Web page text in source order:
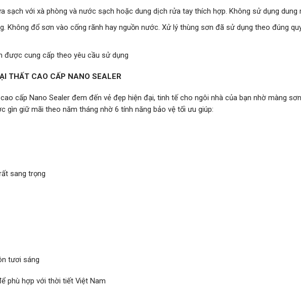
sạch với xà phòng và nước sạch hoặc dung dịch rửa tay thích hợp. Không sử dụng dung
Không đổ sơn vào cống rãnh hay nguồn nước. Xử lý thùng sơn đã sử dụng theo đúng
được cung cấp theo yêu cầu sử dụng
THẤT CAO CẤP NANO SEALER
cấp Nano Sealer đem đến vẻ đẹp hiện đại, tinh tế cho ngôi nhà của bạn nhờ màng
gìn giữ mãi theo năm tháng nhờ 6 tính năng bảo vệ tối ưu giúp:
sang trọng
tươi sáng
phù hợp với thời tiết Việt Nam